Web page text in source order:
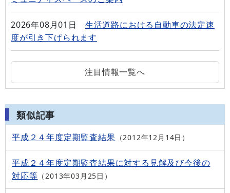
2026年08月01日
生活道路における自動車の法定速
度が引き下げられます
注目情報一覧へ
類似記事
平成２４年度定期監査結果 2012年12月14日
平成２４年度定期監査結果に対する見解及び今後の
対応等
2013年03月25日